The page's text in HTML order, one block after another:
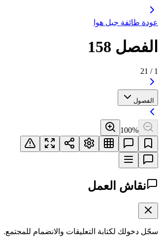
عودة طائفة جبل هوا
الفصل 158
1
/
21
الفصول
100%
نقاش العمل
سجّل دخولك لكتابة التعليقات والانضمام للمجتمع.